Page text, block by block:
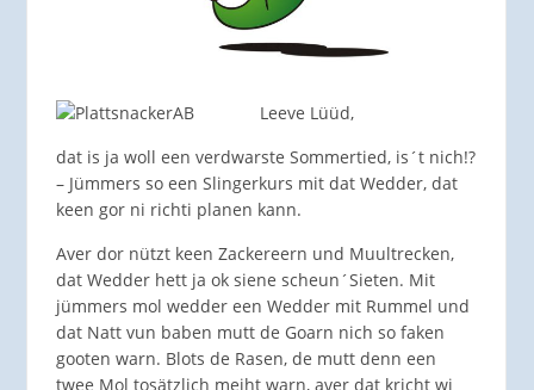
Leeve Lüüd,
dat is ja woll een verdwarste Sommertied, is´t nich!?
– Jümmers so een Slingerkurs mit dat Wedder, dat
keen gor ni richti planen kann.
Aver dor nützt keen Zackereern und Muultrecken,
dat Wedder hett ja ok siene scheun´Sieten. Mit
jümmers mol wedder een Wedder mit Rummel und
dat Natt vun baben mutt de Goarn nich so faken
gooten warn. Blots de Rasen, de mutt denn een
twee Mol tosätzlich meiht warn, aver dat kricht wi